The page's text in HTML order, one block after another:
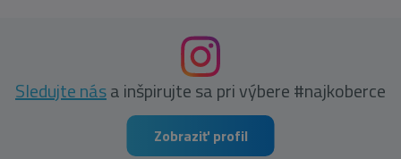
Sledujte nása inšpirujte sa pri výbere #najkoberce
Zobraziť profil